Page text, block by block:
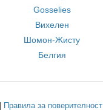
Gosselies
Вихелен
Шомон-Жисту
Белгия
Правила за поверителност